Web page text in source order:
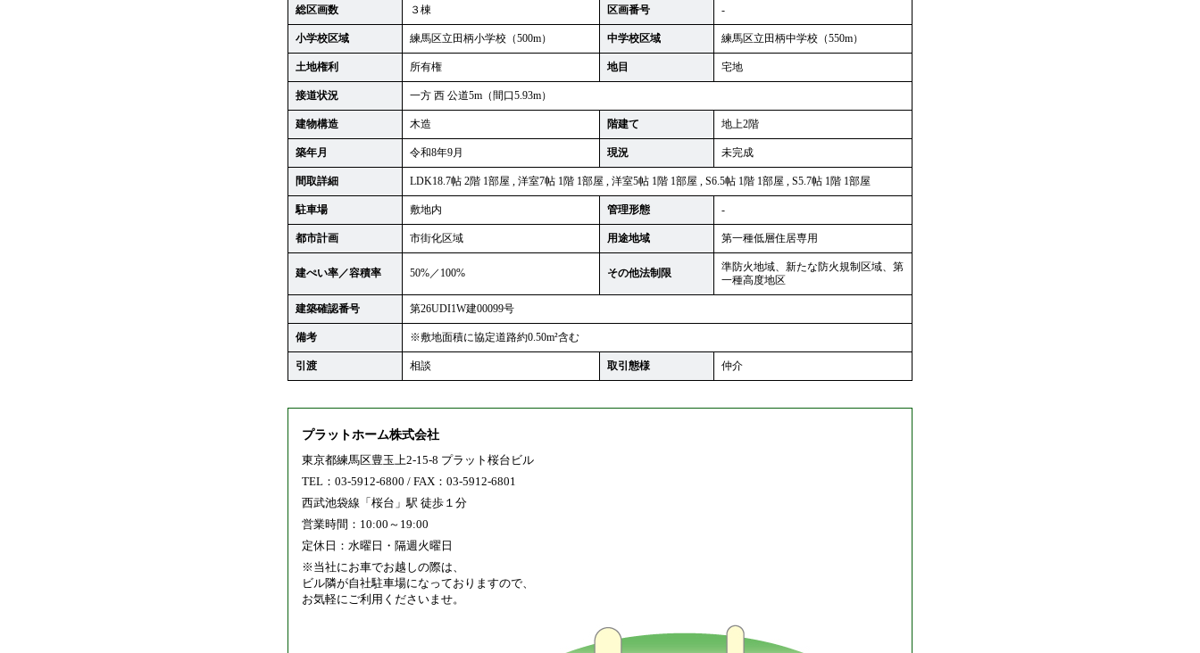
総区画数 ３棟 区画番号 -
小学校区域 練馬区立田柄小学校（500m） 中学校区域 練馬区立田柄中学校（550m）
土地権利 所有権 地目 宅地
接道状況 一方 西 公道5m（間口5.93m）
建物構造 木造 階建て 地上2階
築年月 令和8年9月 現況 未完成
間取詳細 LDK18.7帖 2階 1部屋 , 洋室7帖 1階 1部屋 , 洋室5帖 1階 1部屋 , S6.5帖 1階 1部屋 , S5.7帖 1階 1部屋
駐車場 敷地内 管理形態 -
都市計画 市街化区域 用途地域 第一種低層住居専用
建ぺい率／容積率 50%／100% その他法制限
準防火地域、新たな防火規制区域、第
一種高度地区
建築確認番号 第26UDI1W建00099号
備考 ※敷地面積に協定道路約0.50m²含む
引渡 相談 取引態様 仲介
プラットホーム株式会社
東京都練馬区豊玉上2-15-8 プラット桜台ビル
TEL：03-5912-6800 / FAX：03-5912-6801
西武池袋線「桜台」駅 徒歩１分
営業時間：10:00～19:00
定休日：水曜日・隔週火曜日
※当社にお車でお越しの際は、
ビル隣が自社駐車場になっておりますので、
お気軽にご利用くださいませ。